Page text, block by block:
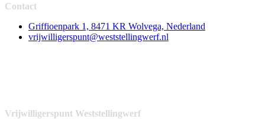
Contact
Griffioenpark 1, 8471 KR Wolvega, Nederland
vrijwilligerspunt@weststellingwerf.nl
Vrijwilligerspunt Weststellingwerf